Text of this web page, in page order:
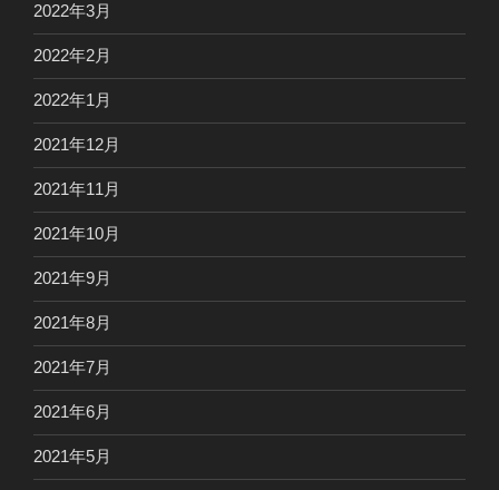
2022年3月
2022年2月
2022年1月
2021年12月
2021年11月
2021年10月
2021年9月
2021年8月
2021年7月
2021年6月
2021年5月